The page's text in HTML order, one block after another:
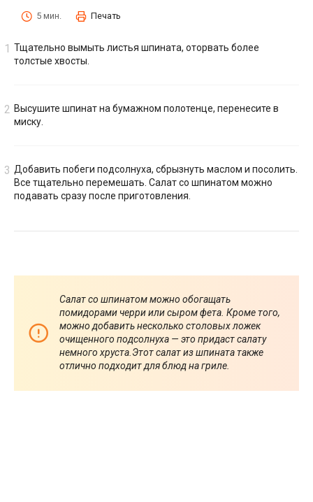
5 мин. Печать
Тщательно вымыть листья шпината, оторвать более
толстые хвосты.
Высушите шпинат на бумажном полотенце, перенесите в
миску.
Добавить побеги подсолнуха, сбрызнуть маслом и посолить.
Все тщательно перемешать. Салат со шпинатом можно
подавать сразу после приготовления.
Салат со шпинатом можно обогащать
помидорами черри или сыром фета. Кроме того,
можно добавить несколько столовых ложек
очищенного подсолнуха — это придаст салату
немного хруста.Этот салат из шпината также
отлично подходит для блюд на гриле.